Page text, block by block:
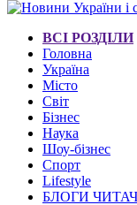
ВСІ РОЗДІЛИ
Головна
Україна
Місто
Світ
Бізнес
Наука
Шоу-бізнес
Спорт
Lifestyle
БЛОГИ